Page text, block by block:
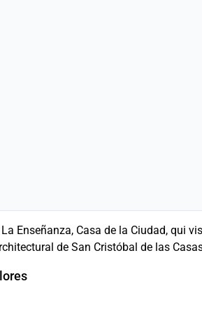
Enseñanza, Casa de la Ciudad, qui
de San Cristóbal de las